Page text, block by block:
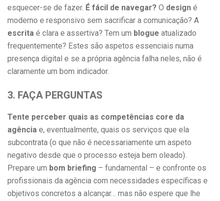
esquecer-se de fazer. É fácil de navegar? O design é
moderno e responsivo sem sacrificar a comunicação? A
escrita é clara e assertiva? Tem um blogue atualizado
frequentemente? Estes são aspetos essenciais numa
presença digital e se a própria agência falha neles, não é
claramente um bom indicador.
3. FAÇA PERGUNTAS
Tente perceber quais as competências core da
agência e, eventualmente, quais os serviços que ela
subcontrata (o que não é necessariamente um aspeto
negativo desde que o processo esteja bem oleado).
Prepare um bom briefing – fundamental – e confronte os
profissionais da agência com necessidades específicas e
objetivos concretos a alcançar… mas não espere que lhe